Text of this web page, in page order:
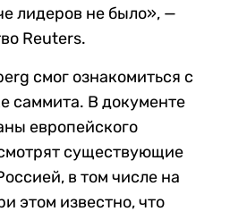
лидеров не было», —
Reuters.
смог ознакомиться с
саммита. В документе
европейского
существующие
в том числе на
этом известно, что